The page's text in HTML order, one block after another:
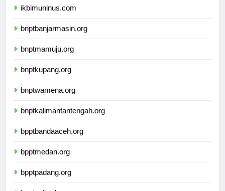
ikbimuninus.com
bnptbanjarmasin.org
bnptmamuju.org
bnptkupang.org
bnptwamena.org
bnptkalimantantengah.org
bpptbandaaceh.org
bpptmedan.org
bpptpadang.org